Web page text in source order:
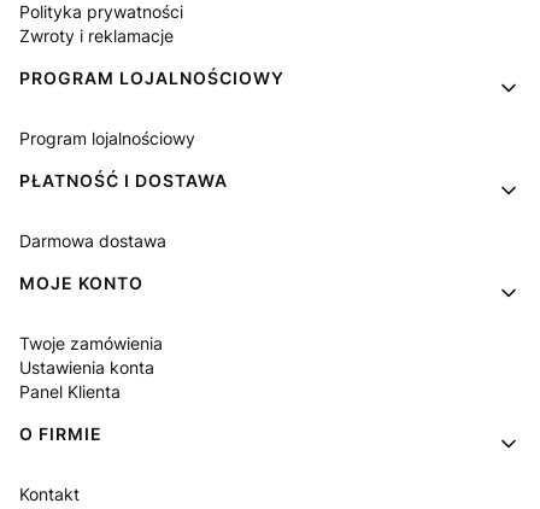
Polityka prywatności
Zwroty i reklamacje
PROGRAM LOJALNOŚCIOWY
Program lojalnościowy
PŁATNOŚĆ I DOSTAWA
Darmowa dostawa
MOJE KONTO
Twoje zamówienia
Ustawienia konta
Panel Klienta
O FIRMIE
Kontakt